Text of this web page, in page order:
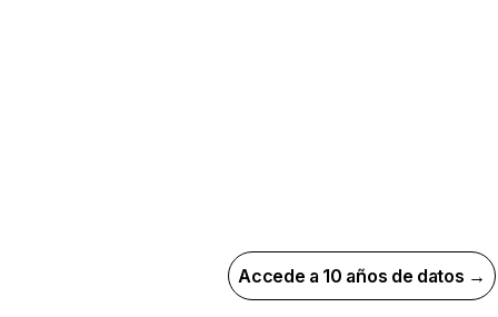
Accede a 10 años de datos →